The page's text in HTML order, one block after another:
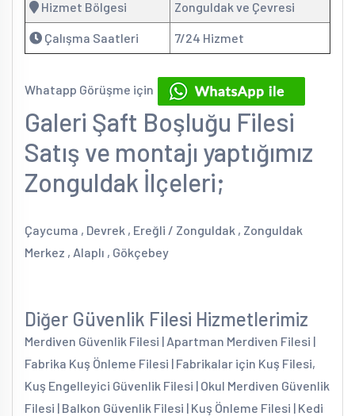
Hizmet Bölgesi Zonguldak ve Çevresi
Çalışma Saatleri 7/24 Hizmet
Whatapp Görüşme için
Galeri Şaft Boşluğu Filesi
Satış ve montajı yaptığımız
Zonguldak İlçeleri;
Çaycuma , Devrek , Ereğli / Zonguldak , Zonguldak
Merkez , Alaplı , Gökçebey
Diğer Güvenlik Filesi Hizmetlerimiz
Merdiven Güvenlik Filesi | Apartman Merdiven Filesi |
Fabrika Kuş Önleme Filesi | Fabrikalar için Kuş Filesi,
Kuş Engelleyici Güvenlik Filesi | Okul Merdiven Güvenlik
Filesi | Balkon Güvenlik Filesi | Kuş Önleme Filesi | Kedi